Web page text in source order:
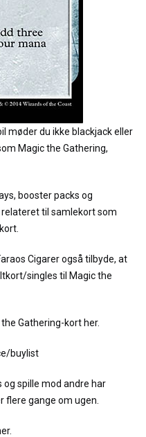
møder du ikke blackjack eller
Magic the Gathering,
booster packs og
til samlekort som
Cigarer også tilbyde, at
singles til Magic the
Gathering-kort her.
buylist
og spille mod andre har
flere gange om ugen.